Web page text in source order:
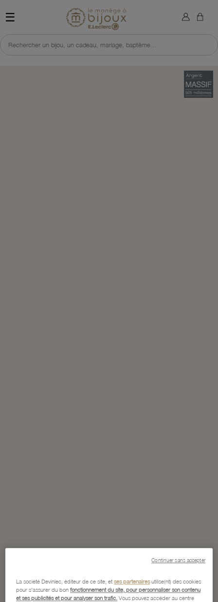
☰ Retour à l'accueil du site
Rechercher un bijou, un cadeau, mariage, baptême...
×
La société Devinlec, éditeur de ce site, etses partenairesutilise(nt) des cookies
pour s'assurer du bonfonctionnement du site, pour personnaliser son contenu
et ses publicités et pour analyser son trafic. Vous pouvez accéder au centre
Continuer sans accepter